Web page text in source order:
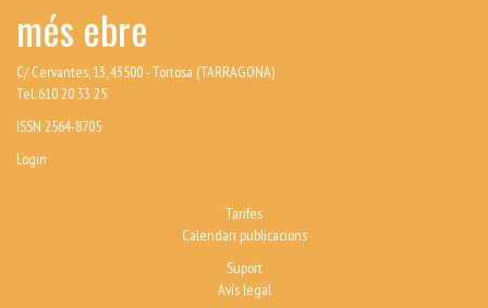
més ebre
C/ Cervantes, 13, 43500 - Tortosa (TARRAGONA)
Tel. 610 20 33 25
ISSN 2564-8705
Login
Tarifes
Calendari publicacions
Suport
Avís legal